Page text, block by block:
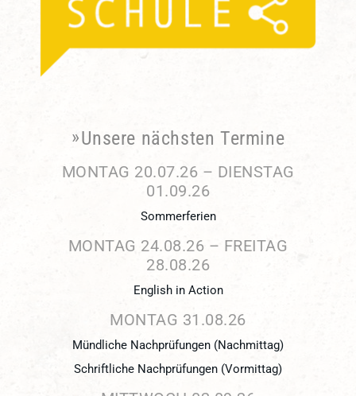
Unsere nächsten Termine
MONTAG 20.07.26 – DIENSTAG
01.09.26
Sommerferien
MONTAG 24.08.26 – FREITAG
28.08.26
English in Action
MONTAG 31.08.26
Mündliche Nachprüfungen (Nachmittag)
Schriftliche Nachprüfungen (Vormittag)